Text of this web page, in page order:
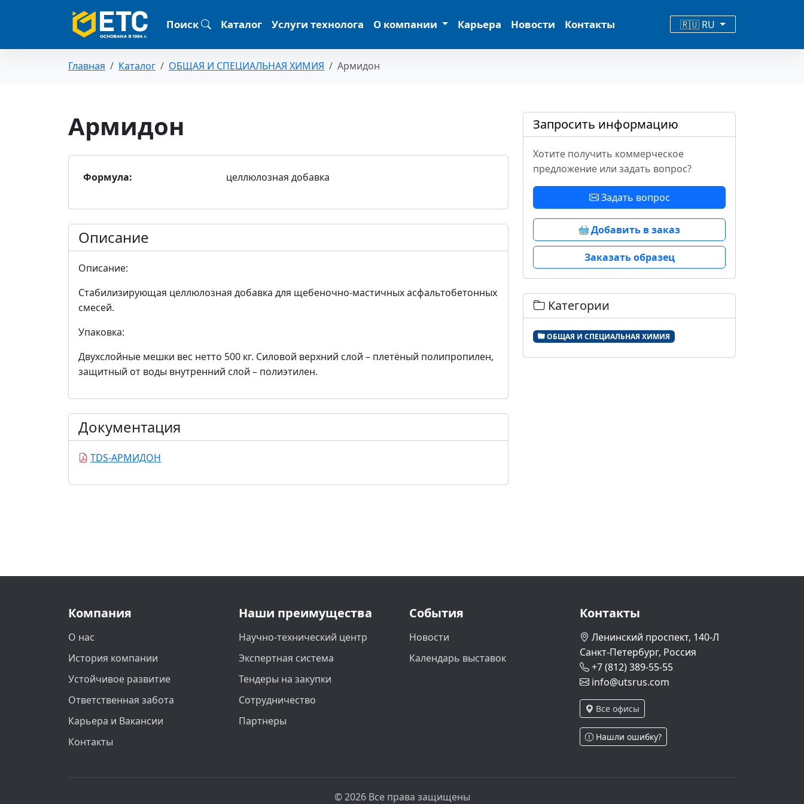
Поиск Каталог Услуги технолога О компании Карьера Новости Контакты 🇷🇺 RU
Главная Каталог ОБЩАЯ И СПЕЦИАЛЬНАЯ ХИМИЯ Армидон
Армидон
Формула: целлюлозная добавка
Описание
Описание:
Стабилизирующая целлюлозная добавка для щебеночно-мастичных асфальтобетонных
смесей.
Упаковка:
Двухслойные мешки вес нетто 500 кг. Силовой верхний слой – плетёный полипропилен,
защитный от воды внутренний слой – полиэтилен.
Документация
TDS-АРМИДОН
Запросить информацию
Хотите получить коммерческое
предложение или задать вопрос?
Задать вопрос
Добавить в заказ
Заказать образец
Категории
ОБЩАЯ И СПЕЦИАЛЬНАЯ ХИМИЯ
Компания
О нас
История компании
Устойчивое развитие
Ответственная забота
Карьера и Вакансии
Контакты
Наши преимущества
Научно-технический центр
Экспертная система
Тендеры на закупки
Сотрудничество
Партнеры
События
Новости
Календарь выставок
Контакты
Ленинский проспект, 140-Л
Санкт-Петербург, Россия
+7 (812) 389-55-55
info@utsrus.com
Все офисы
Нашли ошибку?
© 2026 Все права защищены